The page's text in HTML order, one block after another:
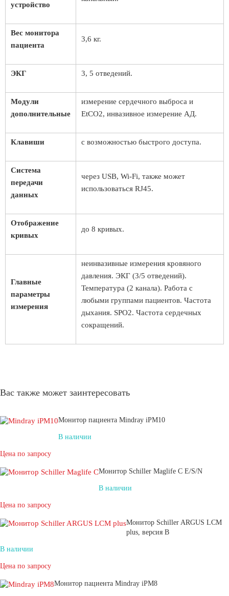
устройство
Вес монитора
пациента
3,6 кг.
ЭКГ 3, 5 отведений.
Модули
дополнительные
измерение сердечного выброса и
EtCO2, инвазивное измерение АД.
Клавиши с возможностью быстрого доступа.
Система
передачи
данных
через USB, Wi-Fi, также может
использоваться RJ45.
Отображение
кривых
до 8 кривых.
Главные
параметры
измерения
неинвазивные измерения кровяного
давления. ЭКГ (3/5 отведений).
Температура (2 канала). Работа с
любыми группами пациентов. Частота
дыхания. SPO2. Частота сердечных
сокращений.
Вас также может заинтересовать
Монитор пациента Mindray iPM10
В наличии
Цена по запросу
Монитор Schiller Maglife C E/S/N
В наличии
Цена по запросу
Монитор Schiller ARGUS LCM
plus, версия B
В наличии
Цена по запросу
Монитор пациента Mindray iPM8